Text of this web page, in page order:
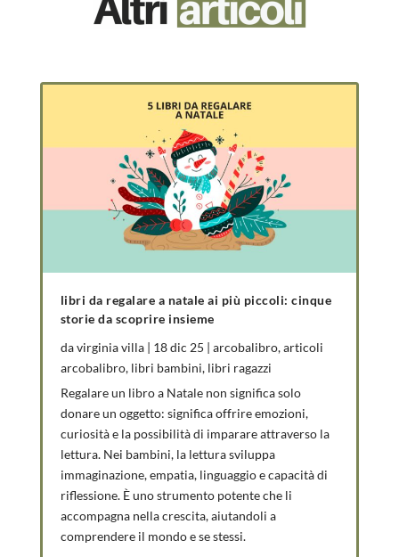
libri da regalare a natale ai più piccoli: cinque
storie da scoprire insieme
davirginia villa| 18 dic 25 | arcobalibro,articoli
arcobalibro, libri bambini, libri ragazzi
Regalare un libro a Natale non significa solo
donare un oggetto: significa offrire emozioni,
curiosità e la possibilità di imparare attraverso la
lettura. Nei bambini, la lettura sviluppa
immaginazione, empatia, linguaggio e capacità di
riflessione. È uno strumento potente che li
accompagna nella crescita, aiutandoli a
comprendere il mondo e se stessi.